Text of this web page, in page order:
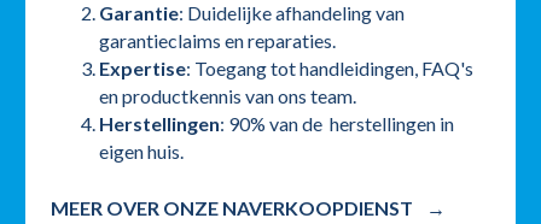
Garantie: Duidelijke afhandeling van
garantieclaims en reparaties.
Expertise: Toegang tot handleidingen, FAQ's
en productkennis van ons team.
Herstellingen: 90% van de herstellingen in
eigen huis.
MEER OVER ONZE NAVERKOOPDIENST